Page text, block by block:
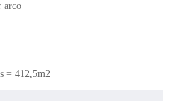
arco
= 412,5m2